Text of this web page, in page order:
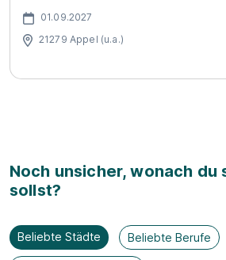
01.09.2027
21279 Appel (u.a.)
Noch unsicher, wonach du
sollst?
Beliebte Städte Beliebte Berufe